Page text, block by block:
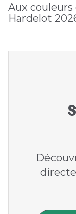
Aux couleurs
Hardelot